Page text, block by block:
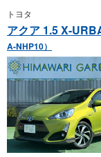
トヨタ
アクア 1.5 X-
A-NHP10）